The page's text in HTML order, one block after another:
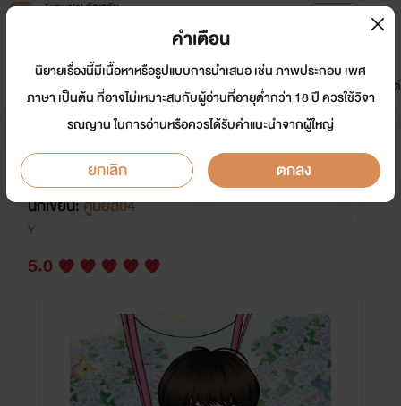
Tunwalai ธัญวลัย
หน้าแรก นิยาย อีบุ๊ก การ์ตูน
มาใหม่
ดรีมแชท ธัญลิสต์
เกิดใหม่เป็นลูกพ่อเลี้ยงแถมไม่มี
แม่(Omegaverse)
นักเขียน:ศูนย์สี่04
Y
5.0
คำเตือน
นิยายเรื่องนี้มีเนื้อหาหรือรูปแบบการนำเสนอ เช่น ภาพประกอบ เพศ
ภาษา เป็นต้น ที่อาจไม่เหมาะสมกับผู้อ่านที่อายุต่ำกว่า 18 ปี ควรใช้วิจา
รณญาน ในการอ่านหรือควรได้รับคำแนะนำจากผู้ใหญ่
ยกเลิก ตกลง